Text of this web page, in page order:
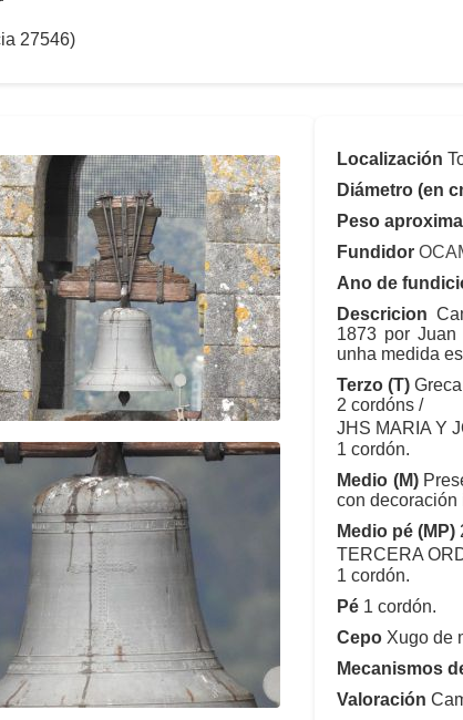
27546)
Localización
Diámetro (en
Peso
Fundidor
Ano de
Descricion
1873 por Juan
unha medida
Terzo (T)
2 cordóns /
JHS MARIA Y
1 cordón.
Medio (M)
con decoración
Medio pé (MP)
TERCERA
1 cordón.
Pé 1 cordón.
Cepo Xugo de
Mecanismos
Valoración